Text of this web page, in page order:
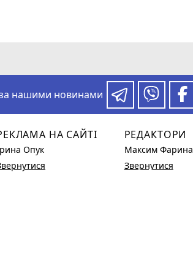
за нашими новинами
НА САЙТІ
Опук
РЕДАКТОРИ
Максим Фарина
Звернутися